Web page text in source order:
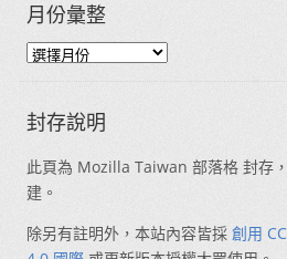
月份彙整
封存說明
此頁為 Mozilla Taiwan 部落格 封存
建。
除另有註明外，本站內容皆採 創用